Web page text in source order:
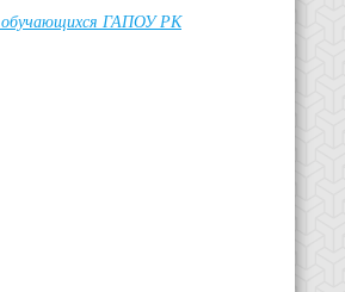
обучающихся ГАПОУ РК